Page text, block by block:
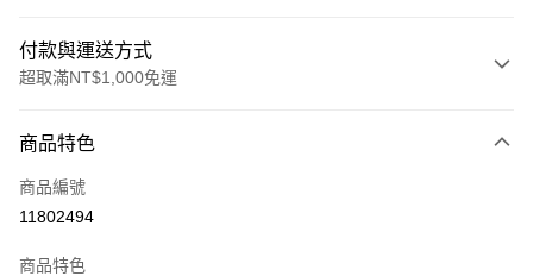
付款與運送方式
超取滿NT$1,000免運
信用卡一次付款
超商取貨付款
商品特色
商品編號
11802494
商品特色